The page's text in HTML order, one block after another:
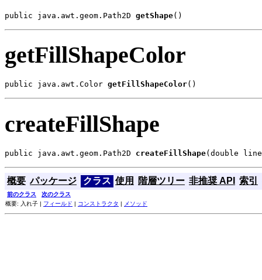
public java.awt.geom.Path2D getShape()
getFillShapeColor
public java.awt.Color getFillShapeColor()
createFillShape
public java.awt.geom.Path2D createFillShape(double
概要 パッケージ クラス 使用 階層ツリー 非推奨 API 索引
前のクラス
次のクラス
概要: 入れ子 | フィールド | コンストラクタ | メソッド